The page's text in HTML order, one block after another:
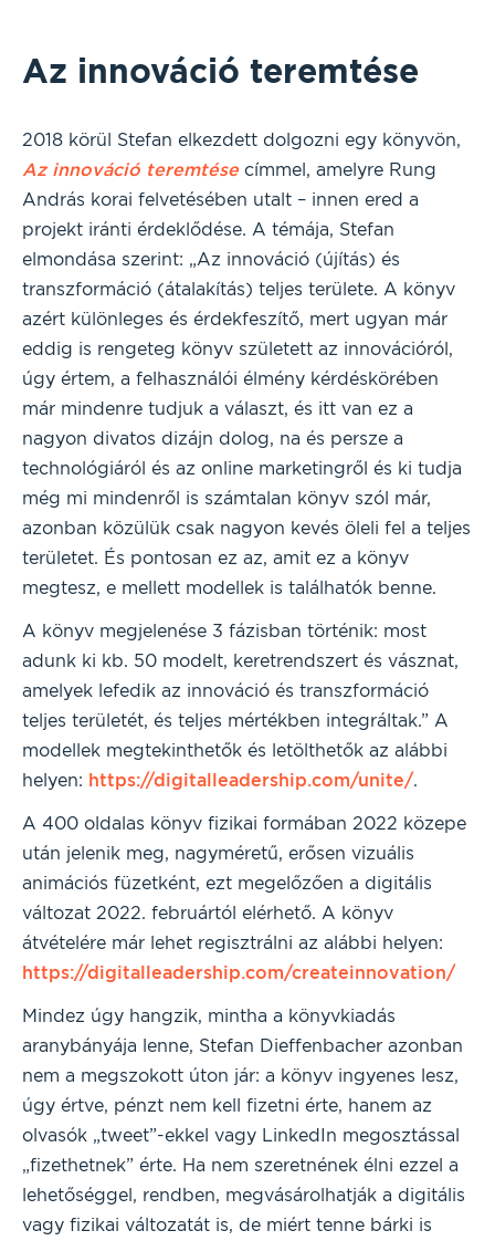
Az innováció teremtése
2018 körül Stefan elkezdett dolgozni egy könyvön,
Az innováció teremtése címmel, amelyre Rung
András korai felvetésében utalt – innen ered a
projekt iránti érdeklődése. A témája, Stefan
elmondása szerint: „Az innováció (újítás) és
transzformáció (átalakítás) teljes területe. A könyv
azért különleges és érdekfeszítő, mert ugyan már
eddig is rengeteg könyv született az innovációról,
úgy értem, a felhasználói élmény kérdéskörében
már mindenre tudjuk a választ, és itt van ez a
nagyon divatos dizájn dolog, na és persze a
technológiáról és az online marketingről és ki tudja
még mi mindenről is számtalan könyv szól már,
azonban közülük csak nagyon kevés öleli fel a teljes
területet. És pontosan ez az, amit ez a könyv
megtesz, e mellett modellek is találhatók benne.
A könyv megjelenése 3 fázisban történik: most
adunk ki kb. 50 modelt, keretrendszert és vásznat,
amelyek lefedik az innováció és transzformáció
teljes területét, és teljes mértékben integráltak.” A
modellek megtekinthetők és letölthetők az alábbi
helyen: https://digitalleadership.com/unite/.
A 400 oldalas könyv fizikai formában 2022 közepe
után jelenik meg, nagyméretű, erősen vizuális
animációs füzetként, ezt megelőzően a digitális
változat 2022. februártól elérhető. A könyv
átvételére már lehet regisztrálni az alábbi helyen:
https://digitalleadership.com/createinnovation/
Mindez úgy hangzik, mintha a könyvkiadás
aranybányája lenne, Stefan Dieffenbacher azonban
nem a megszokott úton jár: a könyv ingyenes lesz,
úgy értve, pénzt nem kell fizetni érte, hanem az
olvasók „tweet”-ekkel vagy LinkedIn megosztással
„fizethetnek” érte. Ha nem szeretnének élni ezzel a
lehetőséggel, rendben, megvásárolhatják a digitális
vagy fizikai változatát is, de miért tenne bárki is